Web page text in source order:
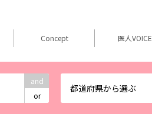
and
or
都道府県から選ぶ
Concept 医人VOICE